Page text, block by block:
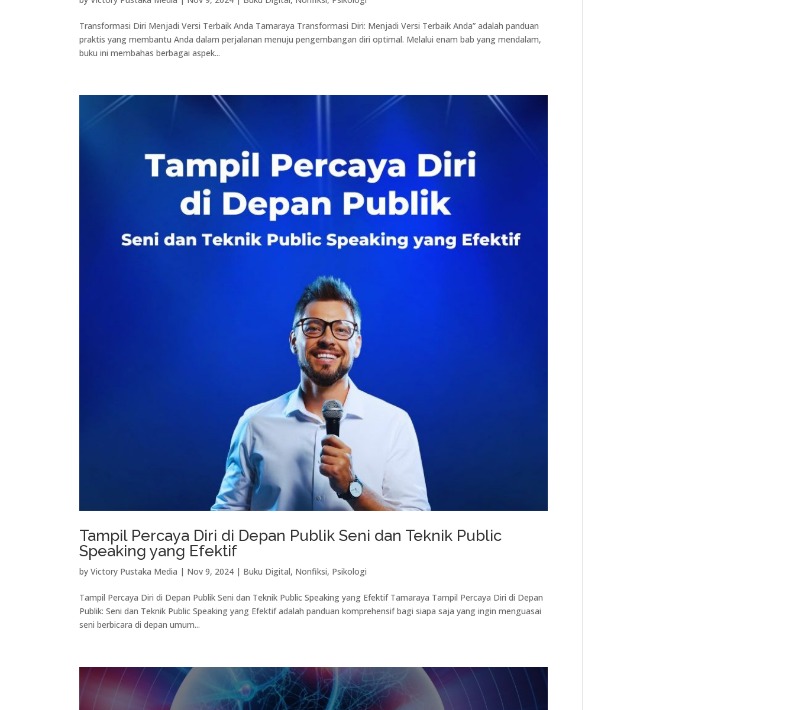
Transformasi Diri Menjadi Versi Terbaik Anda Tamaraya Transformasi Diri: Menjadi Versi Terbaik Anda” adalah panduan
praktis yang membantu Anda dalam perjalanan menuju pengembangan diri optimal. Melalui enam bab yang mendalam,
buku ini membahas berbagai aspek...
Tampil Percaya Diri di Depan Publik Seni dan Teknik Public
Speaking yang Efektif
byVictory Pustaka Media | Nov 9, 2024 | Buku Digital, Nonfiksi, Psikologi
Tampil Percaya Diri di Depan Publik Seni dan Teknik Public Speaking yang Efektif Tamaraya Tampil Percaya Diri di Depan
Publik: Seni dan Teknik Public Speaking yang Efektif adalah panduan komprehensif bagi siapa saja yang ingin menguasai
seni berbicara di depan umum...